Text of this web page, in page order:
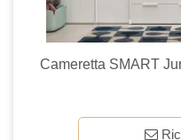
Cameretta SMART